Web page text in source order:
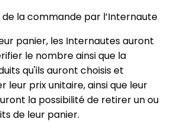
de la commande par l’Internaute
panier, les Internautes auront
le nombre ainsi que la
qu'ils auront choisis et
leur prix unitaire, ainsi que leur
la possibilité de retirer un ou
de leur panier.